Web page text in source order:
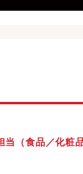
当（食品／化粧